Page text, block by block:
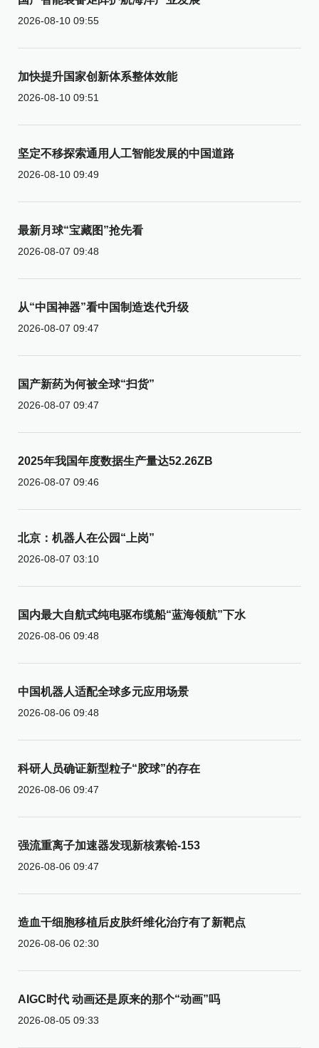
2026-08-10 09:55
加快提升国家创新体系整体效能
2026-08-10 09:51
坚定不移探索通用人工智能发展的中国道路
2026-08-10 09:49
最新月球“宝藏图”抢先看
2026-08-07 09:48
从“中国神器”看中国制造迭代升级
2026-08-07 09:47
国产新药为何被全球“扫货”
2026-08-07 09:47
2025年我国年度数据生产量达52.26ZB
2026-08-07 09:46
北京：机器人在公园“上岗”
2026-08-07 03:10
国内最大自航式纯电驱布缆船“蓝海领航”下水
2026-08-06 09:48
中国机器人适配全球多元应用场景
2026-08-06 09:48
科研人员确证新型粒子“胶球”的存在
2026-08-06 09:47
强流重离子加速器发现新核素铪-153
2026-08-06 09:47
造血干细胞移植后皮肤纤维化治疗有了新靶点
2026-08-06 02:30
AIGC时代 动画还是原来的那个“动画”吗
2026-08-05 09:33